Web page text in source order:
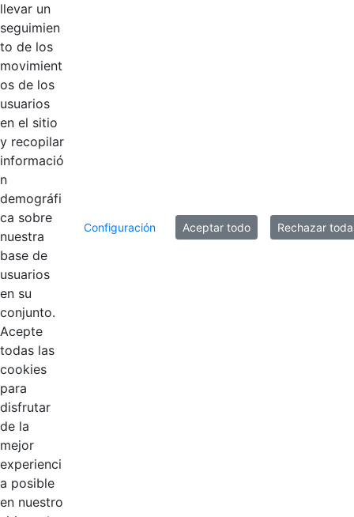
Logotipos
llevar un
seguimien
to de los
movimient
os de los
usuarios
en el sitio
y recopilar
informació
n
demográfi
ca sobre
nuestra
base de
usuarios
en su
conjunto.
Acepte
todas las
cookies
para
disfrutar
de la
mejor
experienci
a posible
en nuestro
Configuración Aceptar todo Rechazar